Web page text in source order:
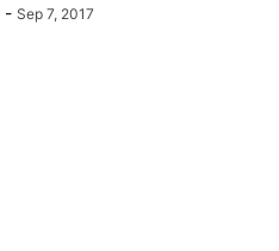
- Sep 7, 2017